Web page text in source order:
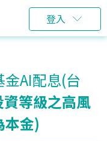
登入
AI配息(台
等級之高風
本金)